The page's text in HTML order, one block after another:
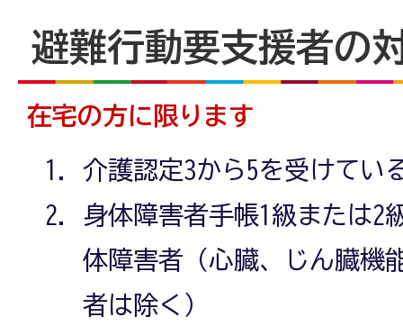
避難行動要支援者の
在宅の方に限ります
介護認定3から5を受けてい
身体障害者手帳1級または2
体障害者（心臓、じん臓機
者は除く）